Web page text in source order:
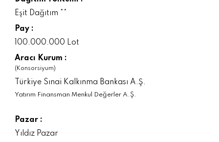
Eşit Dağıtım **
Pay :
100.000.000 Lot
Aracı Kurum :
(Konsorsiyum)
Türkiye Sınai Kalkınma Bankası A.Ş.
Yatırım Finansman Menkul Değerler A.Ş.
Pazar :
Yıldız Pazar